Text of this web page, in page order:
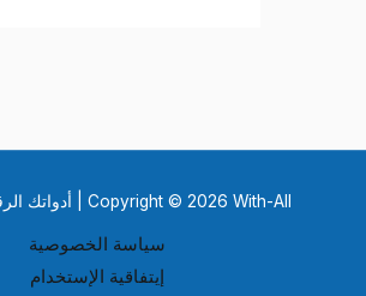
Copyright © 2026 With-All | أدواتك الرقمية المتكاملة
سياسة الخصوصية
إيتفاقية الإستخدام